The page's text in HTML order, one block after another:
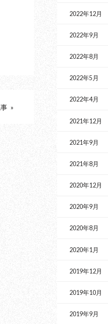
»
2022年12月
2022年9月
2022年8月
2022年5月
2022年4月
2021年12月
2021年9月
2021年8月
2020年12月
2020年9月
2020年8月
2020年1月
2019年12月
2019年10月
2019年9月